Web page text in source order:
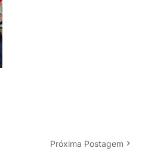
Próxima Postagem